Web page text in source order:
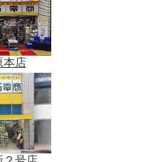
本店